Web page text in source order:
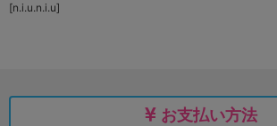
[n.i.u.n.i.u]
お支払い方法